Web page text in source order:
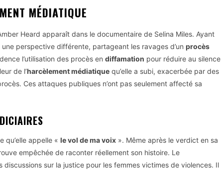
MÉDIATIQUE
Heard apparaît dans le documentaire de Selina Miles. Ayant
perspective différente, partageant les ravages d’un procès
l’utilisation des procès en diffamation pour réduire au silence
de l’harcèlement médiatique qu’elle a subi, exacerbée par des
Ces attaques publiques n’ont pas seulement affecté sa
qu’elle appelle « le vol de ma voix ». Même après le verdict en sa
empêchée de raconter réellement son histoire. Le
sur la justice pour les femmes victimes de violences. Il